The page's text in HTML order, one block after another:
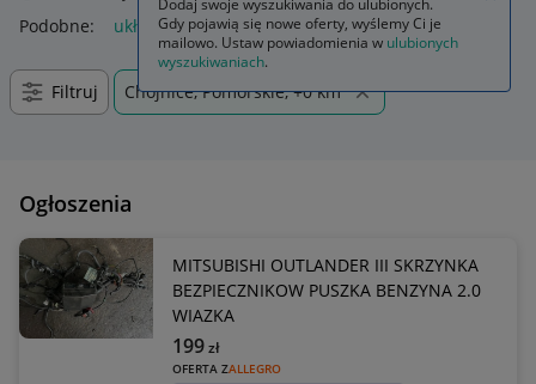
Podobne: układ elektryczny zapłon
Filtruj Chojnice, Pomorskie, +0 km
Ogłoszenia
MITSUBISHI OUTLANDER III SKRZYNKA
BEZPIECZNIKOW PUSZKA BENZYNA 2.0
WIAZKA
OFERTA ZALLEGRO
199zł
Dodaj swoje wyszukiwania do ulubionych.
Gdy pojawią się nowe oferty, wyślemy Ci je
mailowo. Ustaw powiadomienia w ulubionych
wyszukiwaniach.